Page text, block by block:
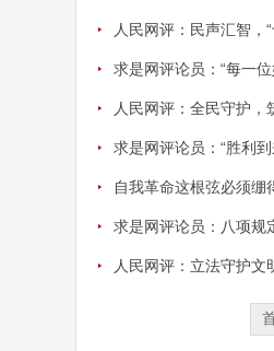
人民网评：民声汇智，
求是网评论员：“每一
人民网评：全民守护，
求是网评论员：“胜利
自我革命这根弦必须绷
求是网评论员：八项规
人民网评：立法守护